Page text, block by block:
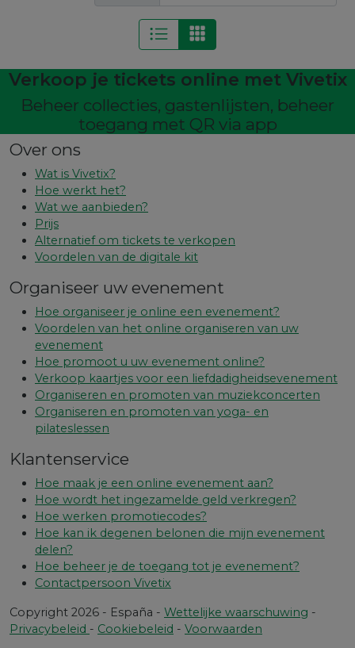
Verkoop je tickets online met Vivetix
Beheer collecties, gastenlijsten, beheer
toegang met QR via app
Over ons
Wat is Vivetix?
Hoe werkt het?
Wat we aanbieden?
Prijs
Alternatief om tickets te verkopen
Voordelen van de digitale kit
Organiseer uw evenement
Hoe organiseer je online een evenement?
Voordelen van het online organiseren van uw
evenement
Hoe promoot u uw evenement online?
Verkoop kaartjes voor een liefdadigheidsevenement
Organiseren en promoten van muziekconcerten
Organiseren en promoten van yoga- en
pilateslessen
Klantenservice
Hoe maak je een online evenement aan?
Hoe wordt het ingezamelde geld verkregen?
Hoe werken promotiecodes?
Hoe kan ik degenen belonen die mijn evenement
delen?
Hoe beheer je de toegang tot je evenement?
Contactpersoon Vivetix
Copyright 2026 - España - Wettelijke waarschuwing -
Privacybeleid - Cookiebeleid - Voorwaarden